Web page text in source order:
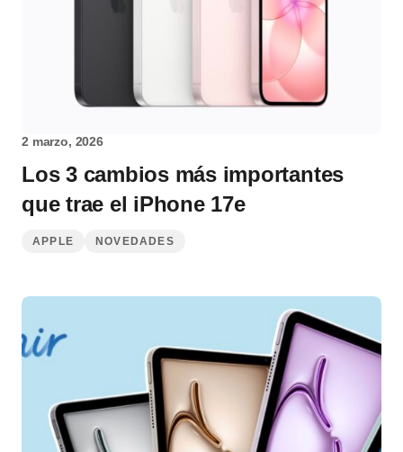
2 marzo, 2026
Los 3 cambios más importantes
que trae el iPhone 17e
APPLE NOVEDADES